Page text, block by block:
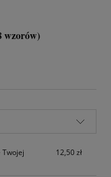
wzorów)
płatności
12,50 zł